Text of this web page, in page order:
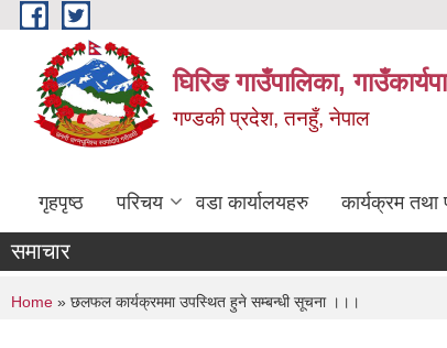
Skip to main content
घिरिङ गाउँपालिका,
गण्डकी प्रदेश, तनहुँ, नेपाल
गृहपृष्ठ परिचय वडा कार्यालयहरु कार्यक्रम तथा
समाचार
You are here
Home » छलफल कार्यक्रममा उपस्थित हुने सम्बन्धी सूचना ।।।